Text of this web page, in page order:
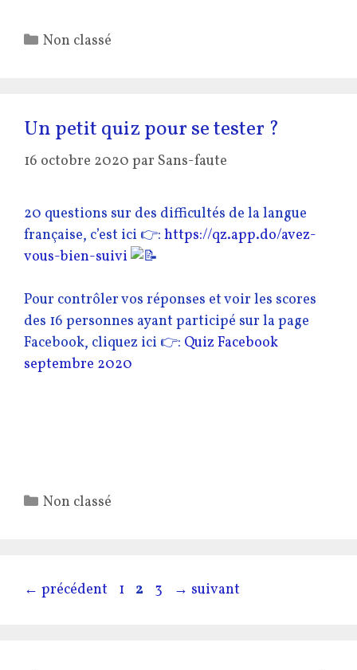
Catégories
Non classé
Un petit quiz pour se tester ?
16 octobre 2020 par Sans-faute
20 questions sur des difficultés de la langue
française, c’est ici 👉: https://qz.app.do/avez-
vous-bien-suivi
Pour contrôler vos réponses et voir les scores
des 16 personnes ayant participé sur la page
Facebook, cliquez ici 👉: Quiz Facebook
septembre 2020
Catégories
Non classé
← précédent Page
1 Page
2 Page
3 → suivant